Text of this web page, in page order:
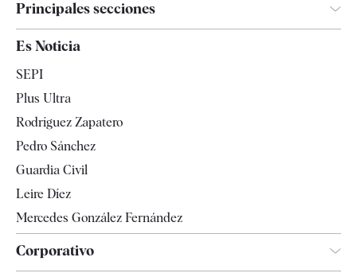
Principales secciones
España
Televisión
Es Noticia
SEPI
Plus Ultra
Rodríguez Zapatero
Pedro Sánchez
Guardia Civil
Leire Díez
Mercedes González Fernández
Corporativo